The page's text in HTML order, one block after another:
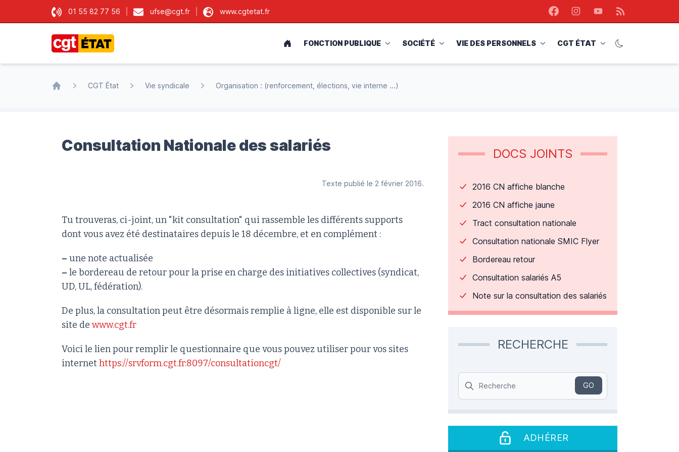
01 55 82 77 56 ufse@cgt.fr www.cgtetat.fr FacebookInstagramYoutube
RSS
ACCUEILFONCTION PUBLIQUE SOCIÉTÉ VIE DES PERSONNELS CGT ÉTAT
CGT État Vie syndicale Organisation : (renforcement, élections, vie interne ...)
Consultation Nationale des salariés
Texte publié le 2 février 2016.
Tu trouveras, ci-joint, un "kit consultation" qui rassemble les différents supports
dont vous avez été destinataires depuis le 18 décembre, et en complément :
– une note actualisée
– le bordereau de retour pour la prise en charge des initiatives collectives (syndicat,
UD, UL, fédération).
De plus, la consultation peut être désormais remplie à ligne, elle est disponible sur le
site de www.cgt.fr
Voici le lien pour remplir le questionnaire que vous pouvez utiliser pour vos sites
internethttps://srvform.cgt.fr:8097/consultationcgt/
DOCS JOINTS
2016 CN affiche blanche
2016 CN affiche jaune
Tract consultation nationale
Consultation nationale SMIC Flyer
Bordereau retour
Consultation salariés A5
Note sur la consultation des salariés
RECHERCHE
Search
GO
ADHÉRER